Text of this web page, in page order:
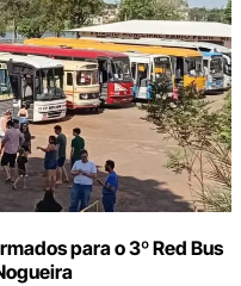
para o 3º Red Bus